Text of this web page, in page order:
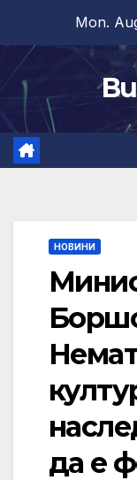
content
Mon.
НОВИНИ
да е